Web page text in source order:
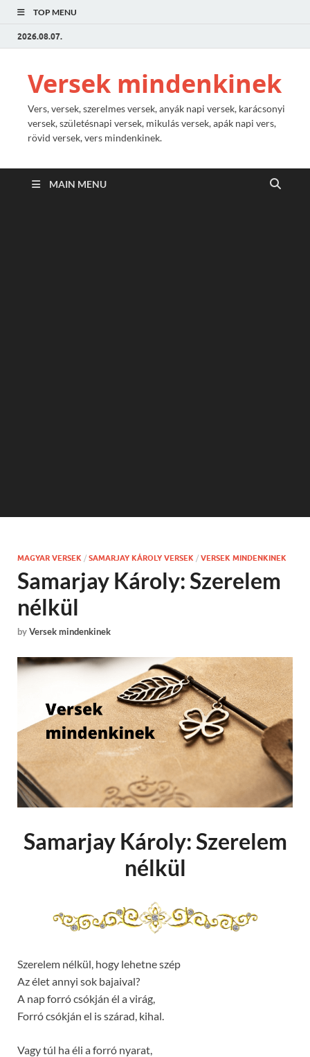
TOP MENU
2026.08.07.
Versek mindenkinek
Vers, versek, szerelmes versek, anyák napi versek, karácsonyi
versek, születésnapi versek, mikulás versek, apák napi vers,
rövid versek, vers mindenkinek.
MAIN MENU
MAGYAR VERSEK / SAMARJAY KÁROLY VERSEK / VERSEK MINDENKINEK
Samarjay Károly: Szerelem
nélkül
byVersek mindenkinek
Samarjay Károly: Szerelem
nélkül
Szerelem nélkül, hogy lehetne szép
Az élet annyi sok bajaival?
A nap forró csókján él a virág,
Forró csókján el is szárad, kihal.
Vagy túl ha éli a forró nyarat,